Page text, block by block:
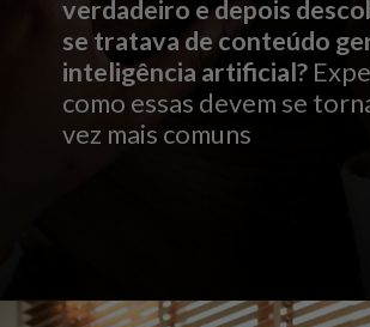
verdadeiro e depois
se tratava de conteúdo
inteligência artificial?
como essas devem se
vez mais comuns